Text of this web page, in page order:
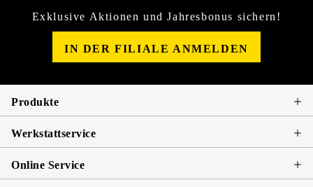
Exklusive Aktionen und Jahresbonus sichern!
IN DER FILIALE ANMELDEN
Produkte
Werkstattservice
Online Service